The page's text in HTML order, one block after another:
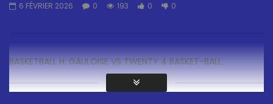
6 FÉVRIER 2026 0 193 0 0
BASKETBALL H: GAULOISE VS TWENTY 4 BASKET-BALL